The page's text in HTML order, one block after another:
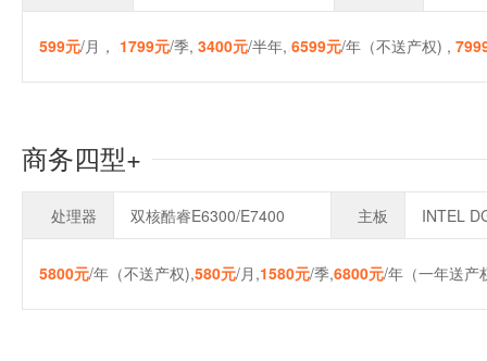
599元/月， 1799元/季, 3400元/半年, 6599元/年（不送产权) ,
商务四型+
处理器 双核酷睿E6300/E7400 主板 INTEL
5800元/年（不送产权),580元/月,1580元/季,6800元/年（一年送产